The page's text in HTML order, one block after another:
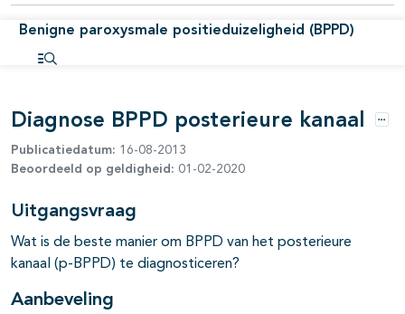
Benigne paroxysmale positieduizeligheid (BPPD)
open- en dichtklappen
open- en dichtklappen
Diagnose BPPD posterieure kanaal
Publicatiedatum: 16-08-2013
Beoordeeld op geldigheid: 01-02-2020
Uitgangsvraag
Wat is de beste manier om BPPD van het posterieure
kanaal (p-BPPD) te diagnosticeren?
Aanbeveling